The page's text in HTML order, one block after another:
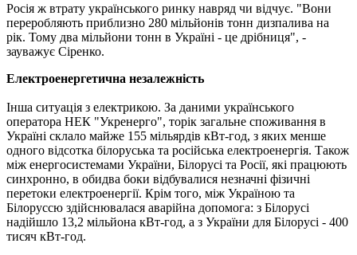
Росія ж втрату українського ринку навряд чи відчує. "Вони
переробляють приблизно 280 мільйонів тонн дизпалива на
рік. Тому два мільйони тонн в Україні - це дрібниця", -
зауважує Сіренко.
Електроенергетична незалежність
Інша ситуація з електрикою. За даними українського
оператора НЕК "Укренерго", торік загальне споживання в
Україні склало майже 155 мільярдів кВт-год, з яких менше
одного відсотка білоруська та російська електроенергія. Також
між енергосистемами України, Білорусі та Росії, які працюють
синхронно, в обидва боки відбувалися незначні фізичні
перетоки електроенергії. Крім того, між Україною та
Білоруссю здійснювалася аварійна допомога: з Білорусі
надійшло 13,2 мільйона кВт-год, а з України для Білорусі - 400
тисяч кВт-год.